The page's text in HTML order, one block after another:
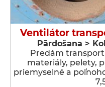
Ventilátor
Pārdošana >
Predám
materiály, pelety,
priemyselné a